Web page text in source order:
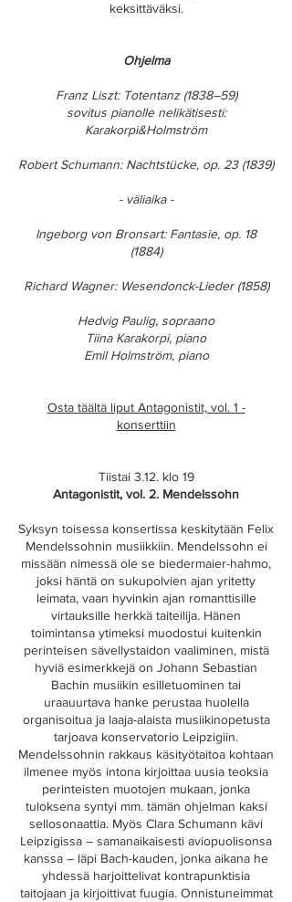
keksittäväksi.
Ohjelma
Franz Liszt: Totentanz (1838–59)
sovitus pianolle nelikätisesti:
Karakorpi&Holmström
Robert Schumann: Nachtstücke, op. 23 (1839)
- väliaika -
Ingeborg von Bronsart: Fantasie, op. 18
(1884)
Richard Wagner: Wesendonck-Lieder (1858)
Hedvig Paulig, sopraano
Tiina Karakorpi, piano
Emil Holmström, piano
Osta täältä liput​ Antagonistit, vol. 1 -
konserttiin
Tiistai 3.12. klo 19
Antagonistit, vol. 2. Mendelssohn
Syksyn toisessa konsertissa keskitytään Felix
Mendelssohnin musiikkiin. Mendelssohn ei
missään nimessä ole se biedermaier-hahmo,
joksi häntä on sukupolvien ajan yritetty
leimata, vaan hyvinkin ajan romanttisille
virtauksille herkkä taiteilija. Hänen
toimintansa ytimeksi muodostui kuitenkin
perinteisen sävellystaidon vaaliminen, mistä
hyviä esimerkkejä on Johann Sebastian
Bachin musiikin esilletuominen tai
uraauurtava hanke perustaa huolella
organisoitua ja laaja-alaista musiikinopetusta
tarjoava konservatorio Leipzigiin.
Mendelssohnin rakkaus käsityötaitoa kohtaan
ilmenee myös intona kirjoittaa uusia teoksia
perinteisten muotojen mukaan, jonka
tuloksena syntyi mm. tämän ohjelman kaksi
sellosonaattia. Myös Clara Schumann kävi
Leipzigissa – samanaikaisesti aviopuolisonsa
kanssa – läpi Bach-kauden, jonka aikana he
yhdessä harjoittelivat kontrapunktisia
taitojaan ja kirjoittivat fuugia. Onnistuneimmat